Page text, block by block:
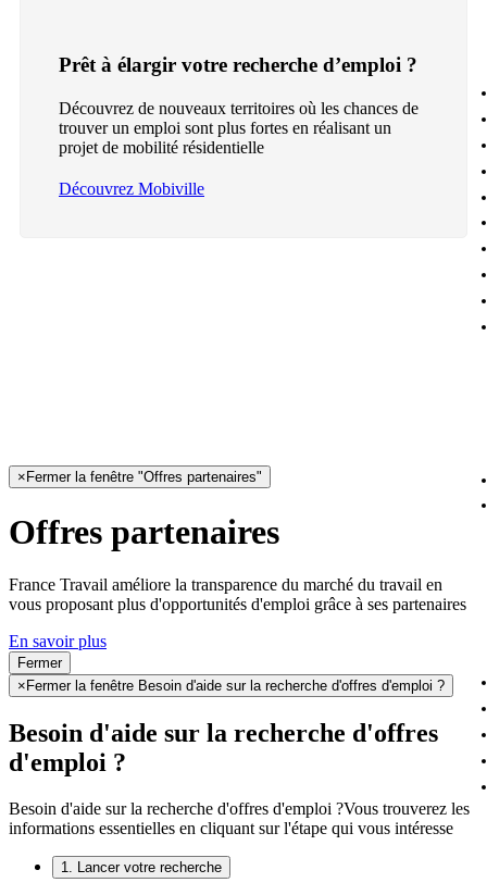
Prêt à élargir votre recherche d’emploi ?
Découvrez de nouveaux territoires où les chances de
trouver un emploi sont plus fortes en réalisant un
projet de mobilité résidentielle
Découvrez Mobiville
× Fermer la fenêtre "Offres partenaires"
Offres partenaires
France Travail améliore la transparence du marché du travail en
vous proposant plus d'opportunités d'emploi grâce à ses partenaires
En savoir plus
Fermer
× Fermer la fenêtre Besoin d'aide sur la recherche d'offres d'emploi ?
Besoin d'aide sur la recherche d'offres
d'emploi ?
Besoin d'aide sur la recherche d'offres d'emploi ?Vous trouverez les
informations essentielles en cliquant sur l'étape qui vous intéresse
1. Lancer votre recherche